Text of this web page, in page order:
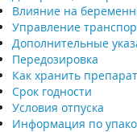
Влияние на
Управление
Дополнительные
Передозировка
Как хранить препарат
Срок годности
Условия отпуска
Информация по